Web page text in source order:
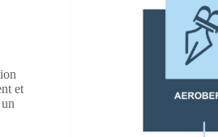
et